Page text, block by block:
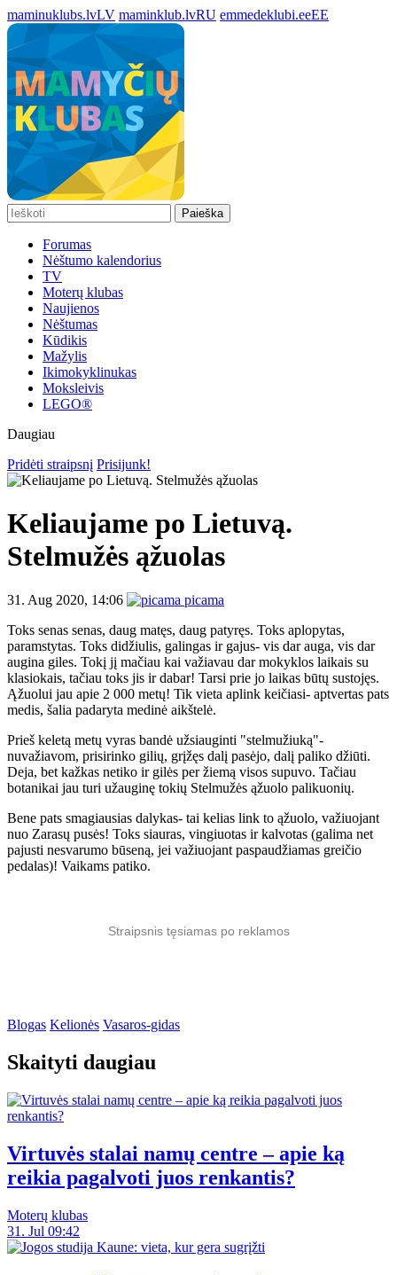
maminuklubs.lvLV maminklub.lvRU emmedeklubi.eeEE
Paieška
Forumas
Nėštumo kalendorius
TV
Moterų klubas
Naujienos
Nėštumas
Kūdikis
Mažylis
Ikimokyklinukas
Moksleivis
LEGO®
Daugiau
Pridėti straipsnį Prisijunk!
Keliaujame po Lietuvą.
Stelmužės ąžuolas
31. Aug 2020, 14:06
picama
Toks senas senas, daug matęs, daug patyręs. Toks aplopytas,
paramstytas. Toks didžiulis, galingas ir gajus- vis dar auga, vis dar
augina giles. Tokį jį mačiau kai važiavau dar mokyklos laikais su
klasiokais, tačiau toks jis ir dabar! Tarsi prie jo laikas būtų sustojęs.
Ąžuolui jau apie 2 000 metų! Tik vieta aplink keičiasi- aptvertas pats
medis, šalia padaryta medinė aikštelė.
Prieš keletą metų vyras bandė užsiauginti "stelmužiuką"-
nuvažiavom, prisirinko gilių, grįžęs dalį pasėjo, dalį paliko džiūti.
Deja, bet kažkas netiko ir gilės per žiemą visos supuvo. Tačiau
botanikai jau turi užauginę tokių Stelmužės ąžuolo palikuonių.
Bene pats smagiausias dalykas- tai kelias link to ąžuolo, važiuojant
nuo Zarasų pusės! Toks siauras, vingiuotas ir kalvotas (galima net
pajusti nesvarumo būseną, jei važiuojant paspaudžiamas greičio
pedalas)! Vaikams patiko.
Straipsnis tęsiamas po reklamos
Blogas Kelionės Vasaros-gidas
Skaityti daugiau
Virtuvės stalai namų centre – apie ką
reikia pagalvoti juos renkantis?
Moterų klubas
31. Jul 09:42